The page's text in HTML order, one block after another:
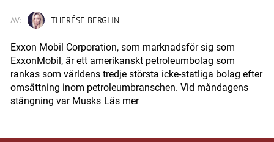
AV: THERÉSE BERGLIN
Exxon Mobil Corporation, som marknadsför sig som
ExxonMobil, är ett amerikanskt petroleumbolag som
rankas som världens tredje största icke-statliga bolag efter
omsättning inom petroleumbranschen. Vid måndagens
stängning var Musks Läs mer